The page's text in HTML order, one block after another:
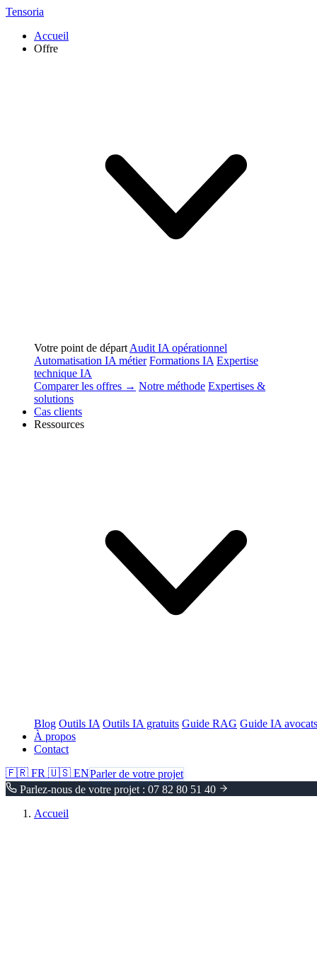
Tensoria
Accueil
Offre
Votre point de départ Audit IA opérationnel
Automatisation IA métier Formations IA Expertise
technique IA
Comparer les offres → Notre méthode Expertises &
solutions
Cas clients
Ressources
Blog Outils IA Outils IA gratuits Guide RAG Guide IA avocats
À propos
Contact
🇫🇷 FR 🇺🇸 ENParler de votre projet
Parlez-nous de votre projet : 07 82 80 51 40
Accueil